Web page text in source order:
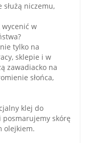
służą niczemu,
wycenić w
tylko na
sklepie i w
zawadiacko na
słońca,
klej do
skórę
olejkiem.